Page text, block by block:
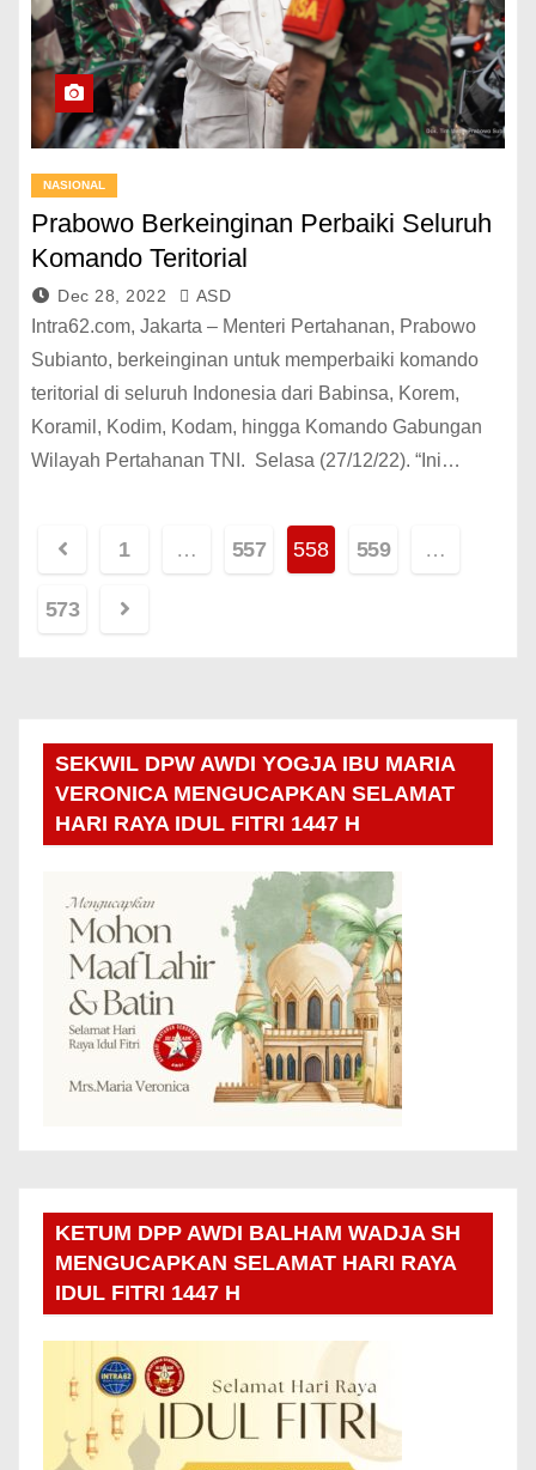
NASIONAL
Prabowo Berkeinginan Perbaiki Seluruh
Komando Teritorial
Dec 28, 2022 ASD
Intra62.com, Jakarta – Menteri Pertahanan, Prabowo
Subianto, berkeinginan untuk memperbaiki komando
teritorial di seluruh Indonesia dari Babinsa, Korem,
Koramil, Kodim, Kodam, hingga Komando Gabungan
Wilayah Pertahanan TNI. Selasa (27/12/22). “Ini…
1 … 557 558 559 …
573
SEKWIL DPW AWDI YOGJA IBU MARIA
VERONICA MENGUCAPKAN SELAMAT
HARI RAYA IDUL FITRI 1447 H
KETUM DPP AWDI BALHAM WADJA SH
MENGUCAPKAN SELAMAT HARI RAYA
IDUL FITRI 1447 H